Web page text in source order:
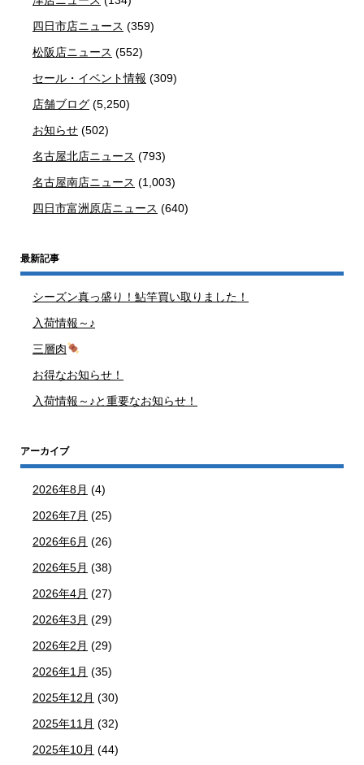
四日市店ニュース (359)
松阪店ニュース (552)
セール・イベント情報 (309)
店舗ブログ (5,250)
お知らせ (502)
名古屋北店ニュース (793)
名古屋南店ニュース (1,003)
四日市富洲原店ニュース (640)
最新記事
シーズン真っ盛り！鮎竿買い取りました！
入荷情報～♪
三層肉
お得なお知らせ！
入荷情報～♪と重要なお知らせ！
アーカイブ
2026年8月 (4)
2026年7月 (25)
2026年6月 (26)
2026年5月 (38)
2026年4月 (27)
2026年3月 (29)
2026年2月 (29)
2026年1月 (35)
2025年12月 (30)
2025年11月 (32)
2025年10月 (44)